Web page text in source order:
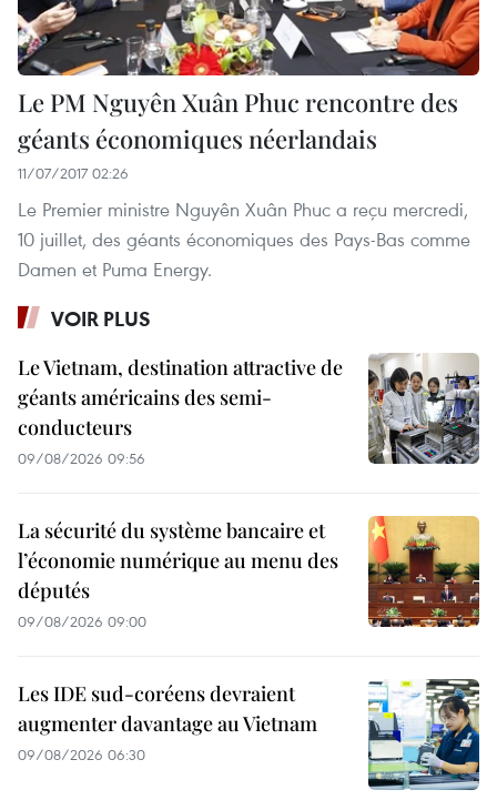
Le PM Nguyên Xuân Phuc rencontre des
géants économiques néerlandais
11/07/2017 02:26
Le Premier ministre Nguyên Xuân Phuc a reçu mercredi,
10 juillet, des géants économiques des Pays-Bas comme
Damen et Puma Energy.
VOIR PLUS
Le Vietnam, destination attractive de
géants américains des semi-
conducteurs
09/08/2026 09:56
La sécurité du système bancaire et
l’économie numérique au menu des
députés
09/08/2026 09:00
Les IDE sud-coréens devraient
augmenter davantage au Vietnam
09/08/2026 06:30